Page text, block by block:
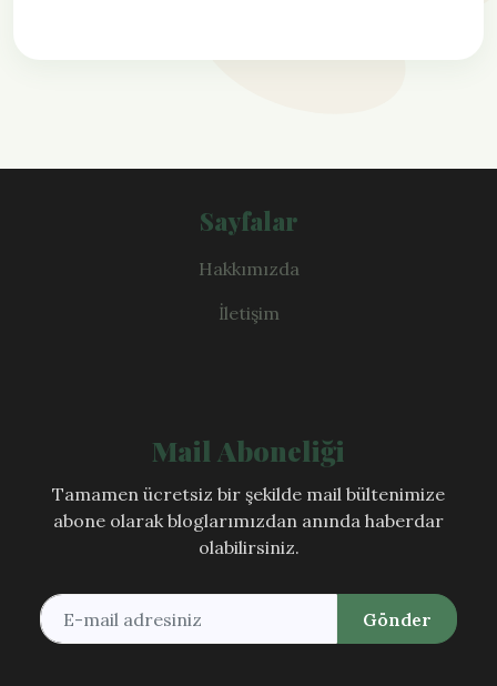
Sayfalar
Hakkımızda
İletişim
Mail Aboneliği
Tamamen ücretsiz bir şekilde mail bültenimize
abone olarak bloglarımızdan anında haberdar
olabilirsiniz.
Gönder